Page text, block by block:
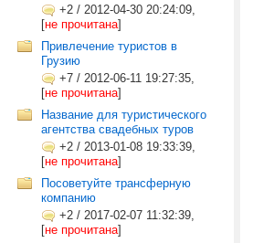
+2 / 2012-04-30 20:24:09,
[не прочитана]
Привлечение туристов в
Грузию
+7 / 2012-06-11 19:27:35,
[не прочитана]
Название для туристического
агентства свадебных туров
+2 / 2013-01-08 19:33:39,
[не прочитана]
Посоветуйте трансферную
компанию
+2 / 2017-02-07 11:32:39,
[не прочитана]